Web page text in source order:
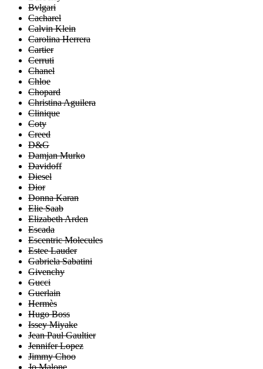
Bvlgari
Cacharel
Calvin Klein
Carolina Herrera
Cartier
Cerruti
Chanel
Chloe
Chopard
Christina Aguilera
Clinique
Coty
Creed
D&G
Damjan Murko
Davidoff
Diesel
Dior
Donna Karan
Elie Saab
Elizabeth Arden
Escada
Escentric Molecules
Estee Lauder
Gabriela Sabatini
Givenchy
Gucci
Guerlain
Hermès
Hugo Boss
Issey Miyake
Jean Paul Gaultier
Jennifer Lopez
Jimmy Choo